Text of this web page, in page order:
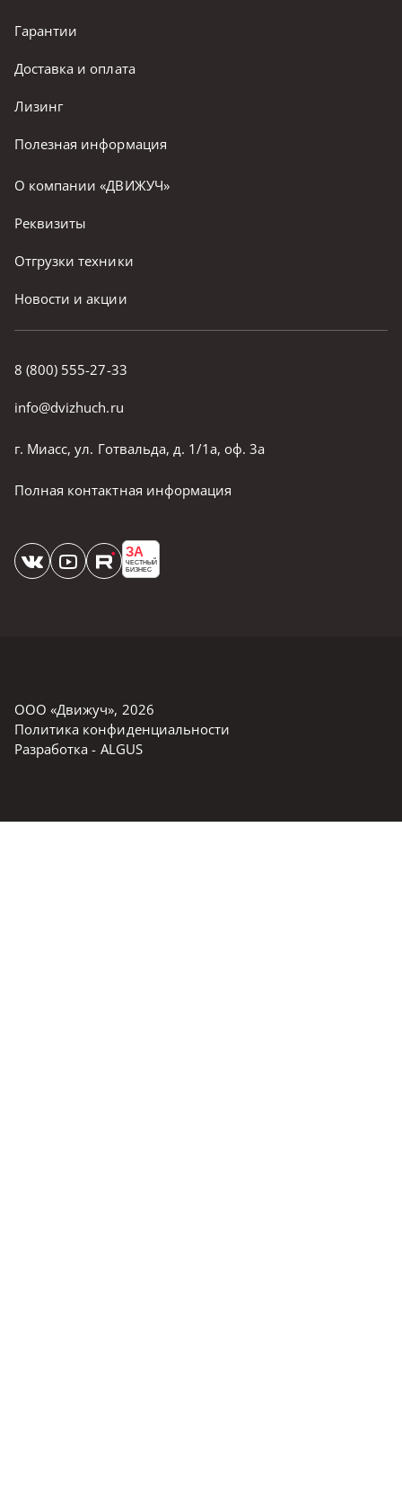
8 (800) 555-27-33
info@dvizhuch.ru
г. Миасс, ул. Готвальда, д. 1/1а, оф. 3а
Полная контактная информация
ЗА
ЧЕСТНЫЙ
БИЗНЕС
Гарантии
Доставка и оплата
Лизинг
Полезная информация
О компании «ДВИЖУЧ»
Реквизиты
Отгрузки техники
Новости и акции
ООО «Движуч», 2026
Политика конфиденциальности
Разработка - ALGUS